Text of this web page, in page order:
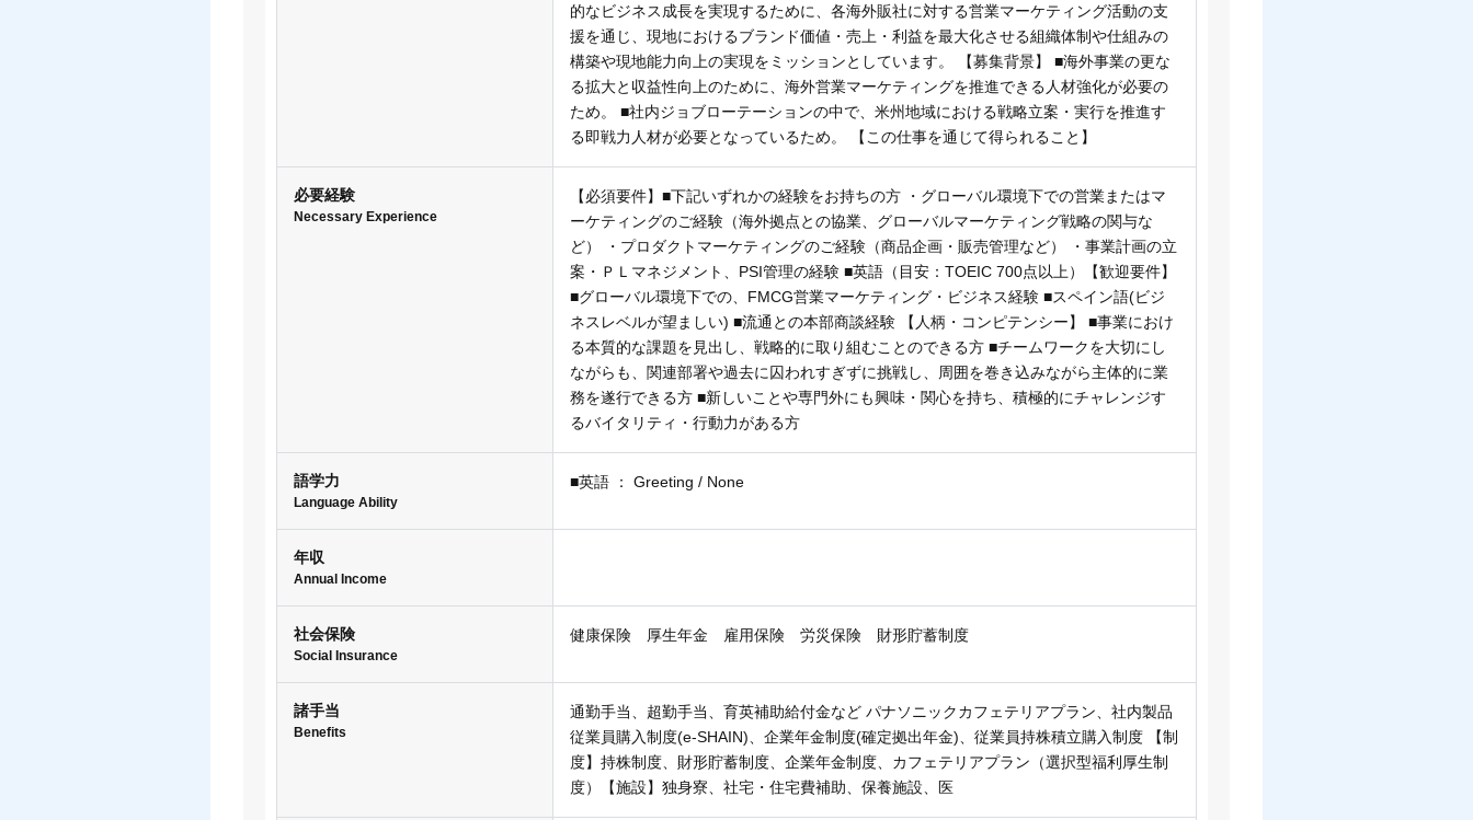
的なビジネス成長を実現するために、各海外販社に対する営業マーケティング活動の支
援を通じ、現地におけるブランド価値・売上・利益を最大化させる組織体制や仕組みの
構築や現地能力向上の実現をミッションとしています。 【募集背景】 ■海外事業の更な
る拡大と収益性向上のために、海外営業マーケティングを推進できる人材強化が必要の
ため。 ■社内ジョブローテーションの中で、米州地域における戦略立案・実行を推進す
る即戦力人材が必要となっているため。 【この仕事を通じて得られること】
必要経験
Necessary Experience
【必須要件】■下記いずれかの経験をお持ちの方 ・グローバル環境下での営業またはマ
ーケティングのご経験（海外拠点との協業、グローバルマーケティング戦略の関与な
ど） ・プロダクトマーケティングのご経験（商品企画・販売管理など） ・事業計画の立
案・ＰＬマネジメント、PSI管理の経験 ■英語（目安：TOEIC 700点以上）【歓迎要件】
■グローバル環境下での、FMCG営業マーケティング・ビジネス経験 ■スペイン語(ビジ
ネスレベルが望ましい) ■流通との本部商談経験 【人柄・コンピテンシー】 ■事業におけ
る本質的な課題を見出し、戦略的に取り組むことのできる方 ■チームワークを大切にし
ながらも、関連部署や過去に囚われすぎずに挑戦し、周囲を巻き込みながら主体的に業
務を遂行できる方 ■新しいことや専門外にも興味・関心を持ち、積極的にチャレンジす
るバイタリティ・行動力がある方
語学力
Language Ability
■英語 ： Greeting / None
年収
Annual Income
社会保険
Social Insurance
健康保険 厚生年金 雇用保険 労災保険 財形貯蓄制度
諸手当
Benefits
通勤手当、超勤手当、育英補助給付金など パナソニックカフェテリアプラン、社内製品
従業員購入制度(e-SHAIN)、企業年金制度(確定拠出年金)、従業員持株積立購入制度 【制
度】持株制度、財形貯蓄制度、企業年金制度、カフェテリアプラン（選択型福利厚生制
度）【施設】独身寮、社宅・住宅費補助、保養施設、医